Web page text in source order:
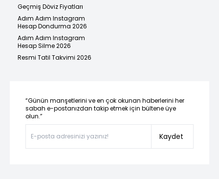
Geçmiş Döviz Fiyatları
Adım Adım Instagram
Hesap Dondurma 2026
Adım Adım Instagram
Hesap Silme 2026
Resmi Tatil Takvimi 2026
“Günün manşetlerini ve en çok okunan haberlerini her
sabah e-postanızdan takip etmek için bültene üye
olun.”
Kaydet